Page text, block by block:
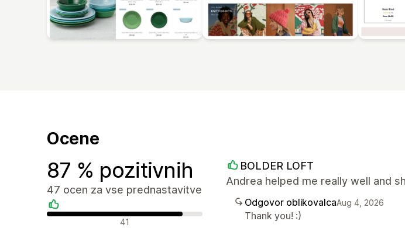
Ocene
87 % pozitivnih
47 ocen za vse prednastavitve
Pozitivne ocene 41
BOLDER LOFT
Andrea helped me really well and
Odgovor oblikovalcaAug 4, 2026
Thank you! :)